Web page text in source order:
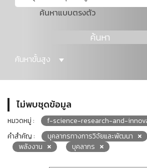
ค้นหาแบบตรงตัว
ค้นหา
ค้นหาขั้นสูง
ไม่พบชุดข้อมูล
หมวดหมู่ :
f-science-research-and-
คำสำคัญ :
บุคลากรทางการวิจัยและพัฒนา
พลังงาน
บุคลากร